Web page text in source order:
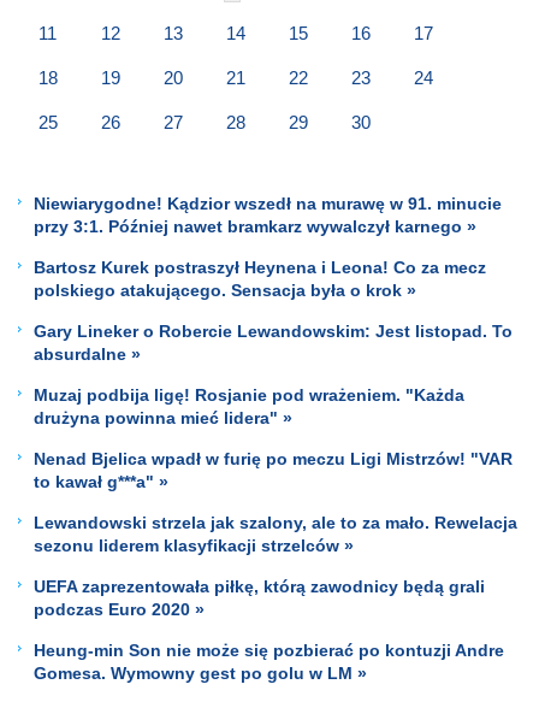
11 12 13 14 15 16 17
18 19 20 21 22 23 24
25 26 27 28 29 30
Niewiarygodne! Kądzior wszedł na murawę w 91. minucie
przy 3:1. Później nawet bramkarz wywalczył karnego »
Bartosz Kurek postraszył Heynena i Leona! Co za mecz
polskiego atakującego. Sensacja była o krok »
Gary Lineker o Robercie Lewandowskim: Jest listopad. To
absurdalne »
Muzaj podbija ligę! Rosjanie pod wrażeniem. "Każda
drużyna powinna mieć lidera" »
Nenad Bjelica wpadł w furię po meczu Ligi Mistrzów! "VAR
to kawał g***a" »
Lewandowski strzela jak szalony, ale to za mało. Rewelacja
sezonu liderem klasyfikacji strzelców »
UEFA zaprezentowała piłkę, którą zawodnicy będą grali
podczas Euro 2020 »
Heung-min Son nie może się pozbierać po kontuzji Andre
Gomesa. Wymowny gest po golu w LM »